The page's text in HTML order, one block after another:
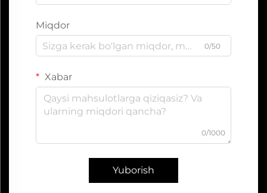
Miqdor
0/50
Xabar
0/1000
Yuborish